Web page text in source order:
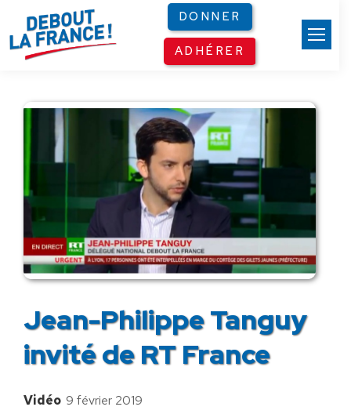
DONNER
ADHÉRER
Jean-Philippe Tanguy
invité de RT France
Vidéo 9 février 2019
Panneau de gestion des cookies